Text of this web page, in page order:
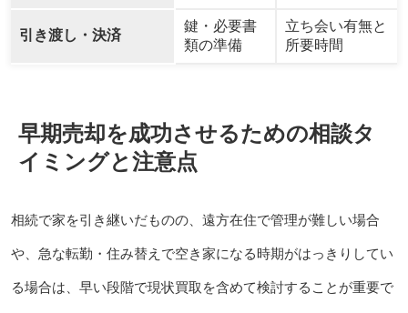
引き渡し・決済
鍵・必要書
類の準備
立ち会い有無と
所要時間
早期売却を成功させるための相談タ
イミングと注意点
相続で家を引き継いだものの、遠方在住で管理が難しい場合
や、急な転勤・住み替えで空き家になる時期がはっきりしてい
る場合は、早い段階で現状買取を含めて検討することが重要で